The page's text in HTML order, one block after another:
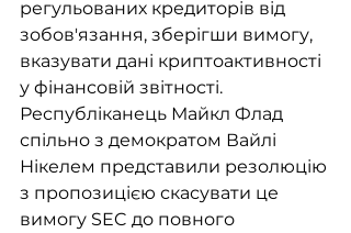
регульованих кредиторів від
зобов'язання, зберігши вимогу,
вказувати дані криптоактивності
у фінансовій звітності.
Республіканець Майкл Флад
спільно з демократом Вайлі
Нікелем представили резолюцію
з пропозицією скасувати це
вимогу SEC до повного